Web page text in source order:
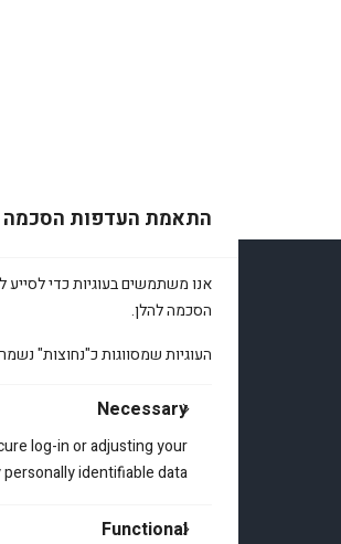
התאמת העדפות הסכמה
אנו משתמשים בעוגיות כדי לסייע
הסכמה להלן.
העוגיות שמסווגות כ"נחוצות"
Necessary
log-in or adjusting your
identifiable data.
Functional